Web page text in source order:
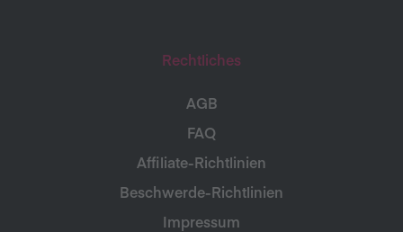
Rechtliches
AGB
FAQ
Affiliate-Richtlinien
Beschwerde-Richtlinien
Impressum